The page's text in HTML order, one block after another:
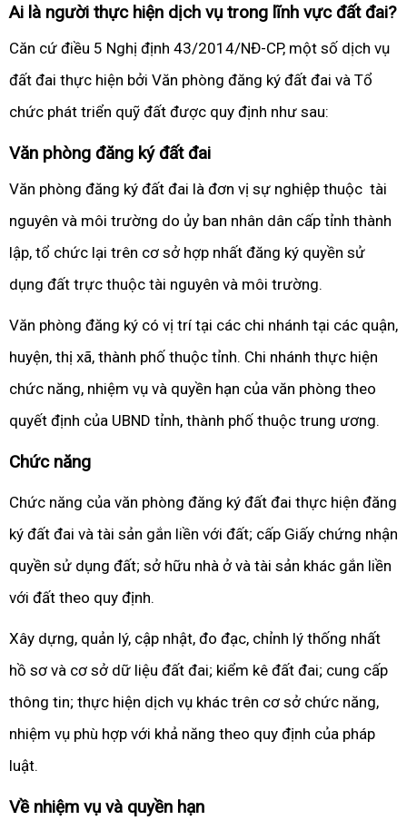
Ai là người thực hiện dịch vụ trong lĩnh vực đất đai?
Căn cứ điều 5 Nghị định 43/2014/NĐ-CP, một số dịch vụ
đất đai thực hiện bởi Văn phòng đăng ký đất đai và Tổ
chức phát triển quỹ đất được quy định như sau:
Văn phòng đăng ký đất đai
Văn phòng đăng ký đất đai là đơn vị sự nghiệp thuộc tài
nguyên và môi trường do ủy ban nhân dân cấp tỉnh thành
lập, tổ chức lại trên cơ sở hợp nhất đăng ký quyền sử
dụng đất trực thuộc tài nguyên và môi trường.
Văn phòng đăng ký có vị trí tại các chi nhánh tại các quận,
huyện, thị xã, thành phố thuộc tỉnh. Chi nhánh thực hiện
chức năng, nhiệm vụ và quyền hạn của văn phòng theo
quyết định của UBND tỉnh, thành phố thuộc trung ương.
Chức năng
Chức năng của văn phòng đăng ký đất đai thực hiện đăng
ký đất đai và tài sản gắn liền với đất; cấp Giấy chứng nhận
quyền sử dụng đất; sở hữu nhà ở và tài sản khác gắn liền
với đất theo quy định.
Xây dựng, quản lý, cập nhật, đo đạc, chỉnh lý thống nhất
hồ sơ và cơ sở dữ liệu đất đai; kiểm kê đất đai; cung cấp
thông tin; thực hiện dịch vụ khác trên cơ sở chức năng,
nhiệm vụ phù hợp với khả năng theo quy định của pháp
luật.
Về nhiệm vụ và quyền hạn